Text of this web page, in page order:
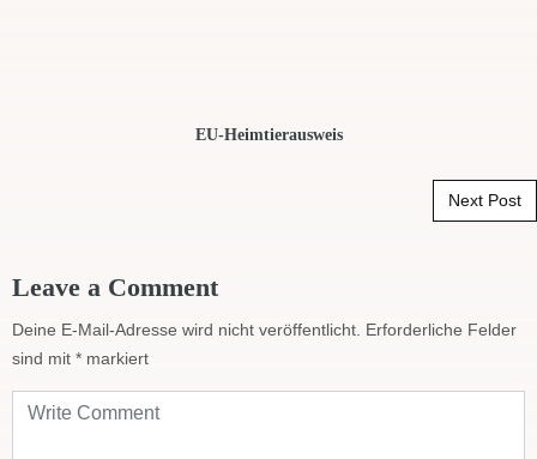
EU-Heimtierausweis
Next Post
Leave a Comment
Deine E-Mail-Adresse wird nicht veröffentlicht. Erforderliche Felder
sind mit * markiert